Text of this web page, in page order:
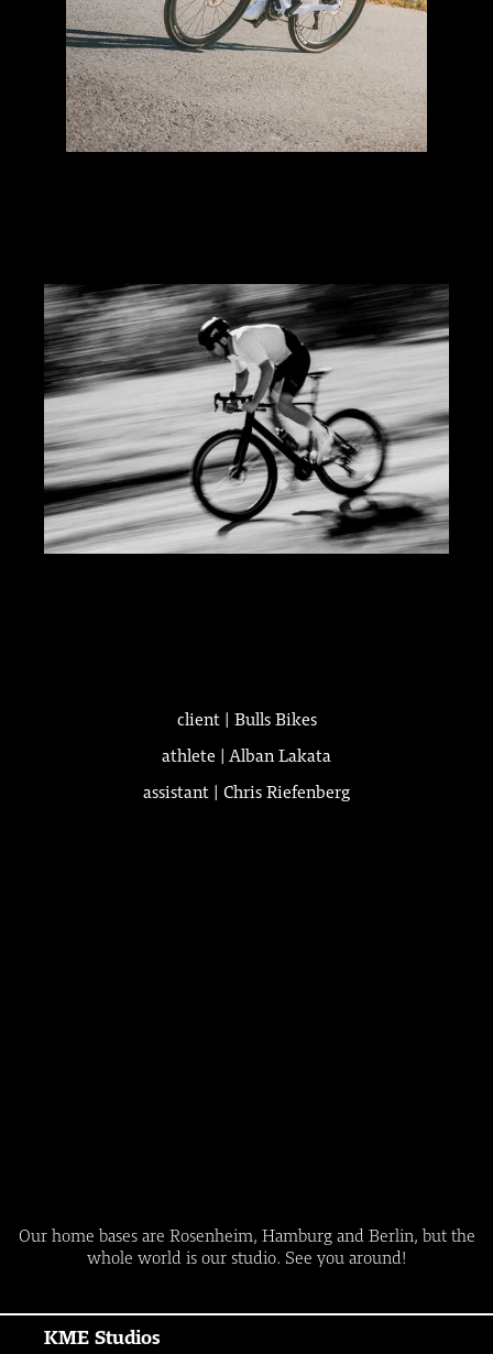
client | Bulls Bikes
athlete | Alban Lakata
assistant | Chris Riefenberg
Our home bases are Rosenheim, Hamburg and Berlin, but the
whole world is our studio. See you around!
KME Studios